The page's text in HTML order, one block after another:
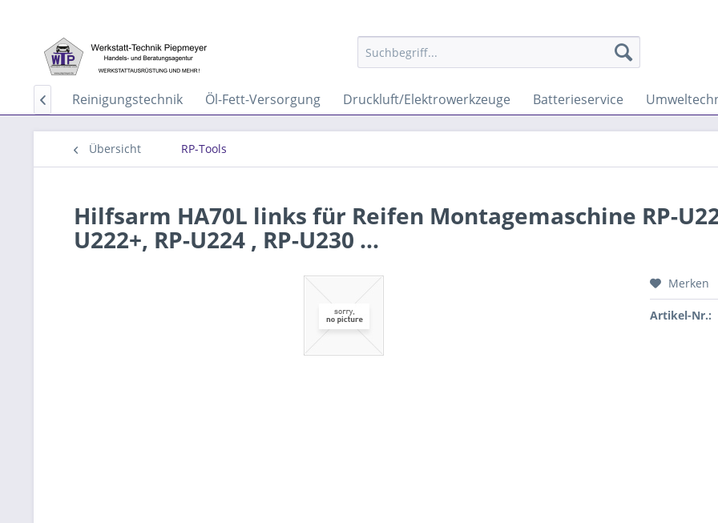
Reinigungstechnik Öl-Fett-Versorgung Druckluft/Elektrowerkzeuge Batterieservice

Übersicht RP-Tools
Hilfsarm HA70L links für Reifen Montagemaschine RP-
U222+, RP-U224 , RP-U230 ...
Merken
Artikel-Nr.: